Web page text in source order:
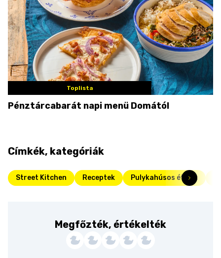
Toplista
Pénztárcabarát napi menü Domától
Címkék, kategóriák
Street Kitchen Receptek Pulykahúsos ételek
Megfőzték, értékelték